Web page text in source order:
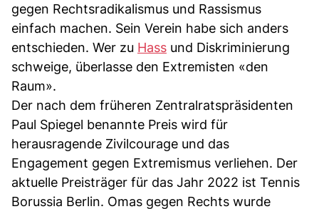
gegen Rechtsradikalismus und Rassismus
einfach machen. Sein Verein habe sich anders
entschieden. Wer zu Hass und Diskriminierung
schweige, überlasse den Extremisten «den
Raum».
Der nach dem früheren Zentralratspräsidenten
Paul Spiegel benannte Preis wird für
herausragende Zivilcourage und das
Engagement gegen Extremismus verliehen. Der
aktuelle Preisträger für das Jahr 2022 ist Tennis
Borussia Berlin. Omas gegen Rechts wurde